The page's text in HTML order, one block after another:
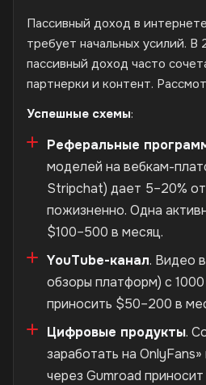
Пассивный доход в
требует начальных усилий. В
пассивный доход часто
партнерки и контент.
Успешные схемы:
Реферальные
моделей на вебкам-
Stripchat) дает 5–20%
пожизненно. Одна
$100–500 в месяц.
YouTube-канал. Видео
обзоры платформ) с
приносить $50–200 в
Цифровые продукты.
заработать на
через Gumroad